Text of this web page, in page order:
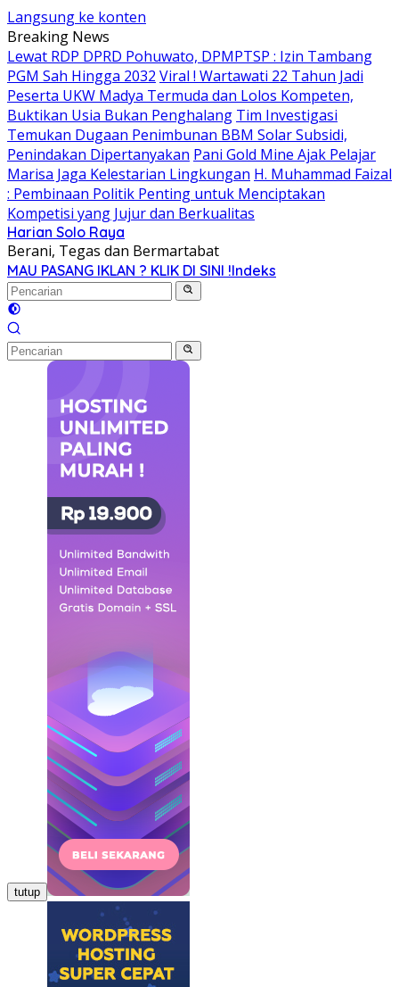
Langsung ke konten
Breaking News
Lewat RDP DPRD Pohuwato, DPMPTSP : Izin Tambang
PGM Sah Hingga 2032 Viral ! Wartawati 22 Tahun Jadi
Peserta UKW Madya Termuda dan Lolos Kompeten,
Buktikan Usia Bukan Penghalang Tim Investigasi
Temukan Dugaan Penimbunan BBM Solar Subsidi,
Penindakan Dipertanyakan Pani Gold Mine Ajak Pelajar
Marisa Jaga Kelestarian Lingkungan H. Muhammad Faizal
: Pembinaan Politik Penting untuk Menciptakan
Kompetisi yang Jujur dan Berkualitas
Harian Solo Raya
Berani, Tegas dan Bermartabat
MAU PASANG IKLAN ? KLIK DI SINI !Indeks
tutup